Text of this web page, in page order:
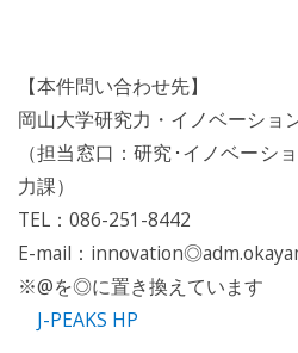
【本件問い合わせ先】
岡山大学研究力・イノベーショ
（担当窓口：研究･イノベーシ
力課）
TEL：086-251-8442
E-mail：
※@を◎に置き換えています
J-PEAKS HP